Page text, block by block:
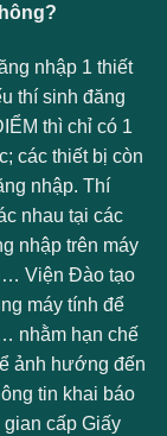
nhập 1 thiết
thí sinh đăng
thì chỉ có 1
các thiết bị còn
nhập. Thí
nhau tại các
nhập trên máy
Viện Đào tạo
máy tính để
nhằm hạn chế
ảnh hướng đến
tin khai báo
cấp Giấy